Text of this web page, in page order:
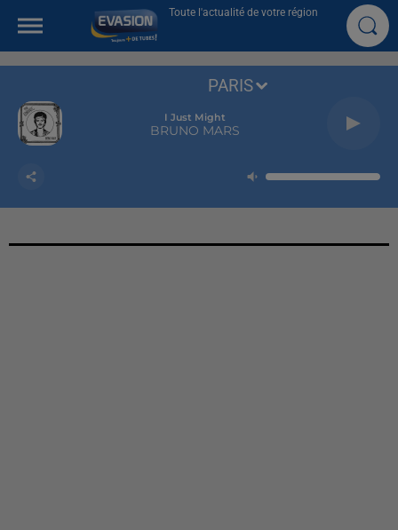
Toute l'actualité de votre région
I Just Might
BRUNO MARS
PARIS